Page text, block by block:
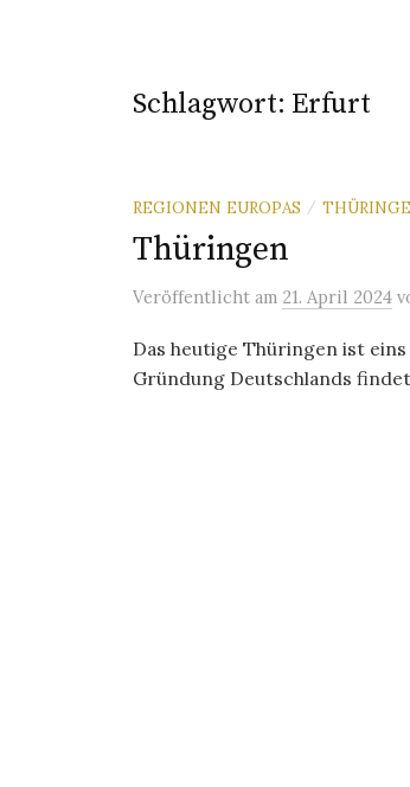
Schlagwort: Erfurt
REGIONEN EUROPAS /
Thüringen
Veröffentlicht am 21. April 2024
Das heutige Thüringen ist
Gründung Deutschlands